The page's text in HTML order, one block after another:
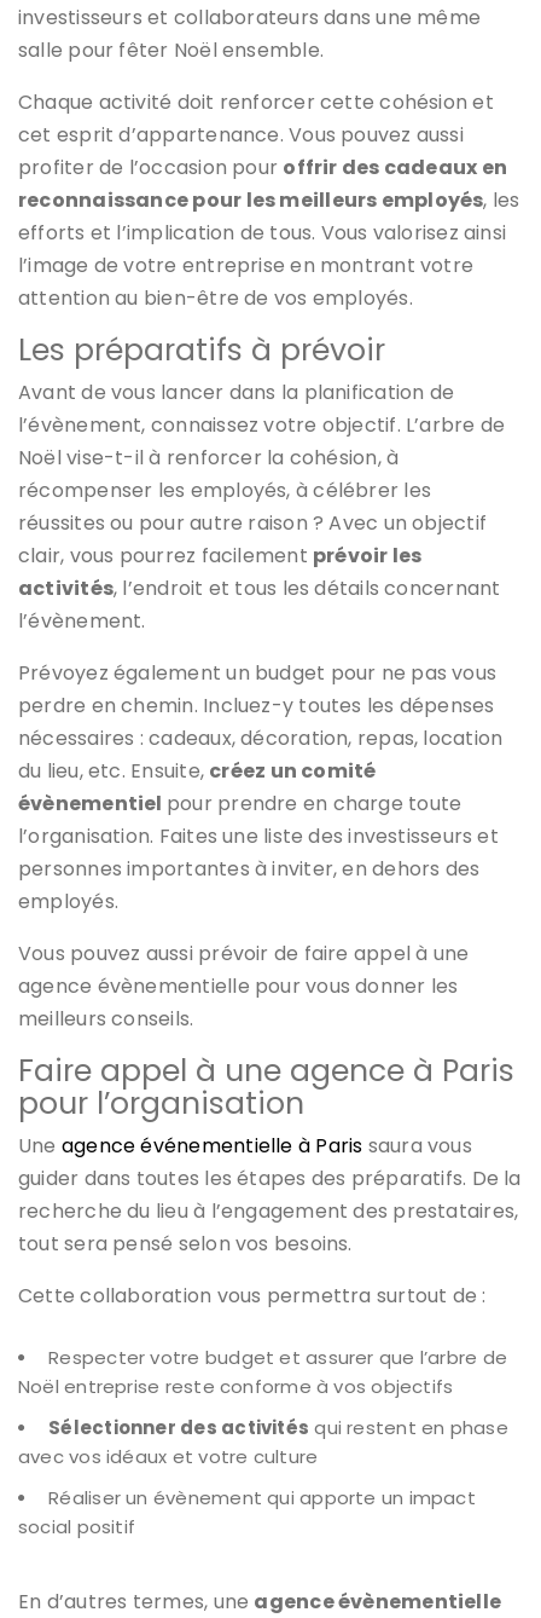
investisseurs et collaborateurs dans une même
salle pour fêter Noël ensemble.
Chaque activité doit renforcer cette cohésion et
cet esprit d’appartenance. Vous pouvez aussi
profiter de l’occasion pour offrir des cadeaux en
reconnaissance pour les meilleurs employés, les
efforts et l’implication de tous. Vous valorisez ainsi
l’image de votre entreprise en montrant votre
attention au bien-être de vos employés.
Les préparatifs à prévoir
Avant de vous lancer dans la planification de
l’évènement, connaissez votre objectif. L’arbre de
Noël vise-t-il à renforcer la cohésion, à
récompenser les employés, à célébrer les
réussites ou pour autre raison ? Avec un objectif
clair, vous pourrez facilement prévoir les
activités, l’endroit et tous les détails concernant
l’évènement.
Prévoyez également un budget pour ne pas vous
perdre en chemin. Incluez-y toutes les dépenses
nécessaires : cadeaux, décoration, repas, location
du lieu, etc. Ensuite, créez un comité
évènementiel pour prendre en charge toute
l’organisation. Faites une liste des investisseurs et
personnes importantes à inviter, en dehors des
employés.
Vous pouvez aussi prévoir de faire appel à une
agence évènementielle pour vous donner les
meilleurs conseils.
Faire appel à une agence à Paris
pour l’organisation
Une agence événementielle à Paris saura vous
guider dans toutes les étapes des préparatifs. De la
recherche du lieu à l’engagement des prestataires,
tout sera pensé selon vos besoins.
Cette collaboration vous permettra surtout de :
Respecter votre budget et assurer que l’arbre de
Noël entreprise reste conforme à vos objectifs
Sélectionner des activités qui restent en phase
avec vos idéaux et votre culture
Réaliser un évènement qui apporte un impact
social positif
En d’autres termes, une agence évènementielle